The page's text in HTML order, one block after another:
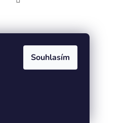
Souhlasím